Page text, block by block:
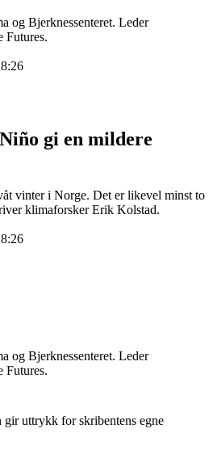
og Bjerknessenteret. Leder
Futures.
gi en mildere
vinter i Norge. Det er likevel minst to
klimaforsker Erik Kolstad.
og Bjerknessenteret. Leder
Futures.
gir uttrykk for skribentens egne